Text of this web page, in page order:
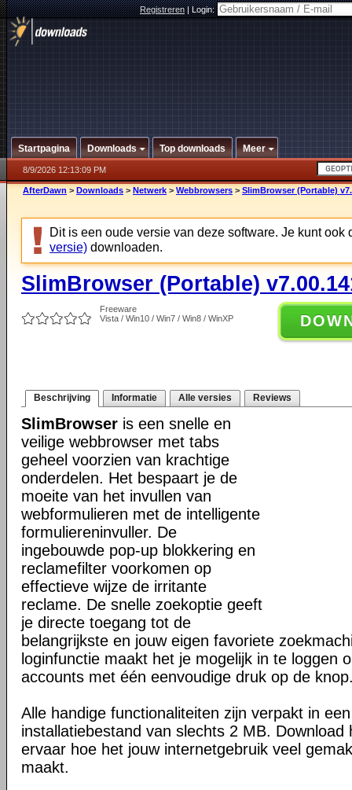
Registreren|Login:
Startpagina Downloads Top downloads Meer
8/9/2026 12:13:09 PM
AfterDawn > Downloads > Netwerk > Webbrowsers > SlimBrowser (Portable)
Dit is een oude versie van deze software. Je kunt ook
versie) downloaden.
SlimBrowser (Portable)
Freeware
Vista / Win10 / Win7 / Win8 / WinXP
Beschrijving Informatie Alle versies Reviews
SlimBrowser is een snelle en
veilige webbrowser met tabs
geheel voorzien van krachtige
onderdelen. Het bespaart je de
moeite van het invullen van
webformulieren met de intelligente
formuliereninvuller. De
ingebouwde pop-up blokkering en
reclamefilter voorkomen op
effectieve wijze de irritante
reclame. De snelle zoekoptie geeft
je directe toegang tot de
belangrijkste en jouw eigen favoriete
loginfunctie maakt het je mogelijk in te loggen
accounts met één eenvoudige druk op de
Alle handige functionaliteiten zijn verpakt in
installatiebestand van slechts 2 MB.
ervaar hoe het jouw internetgebruik veel
maakt.